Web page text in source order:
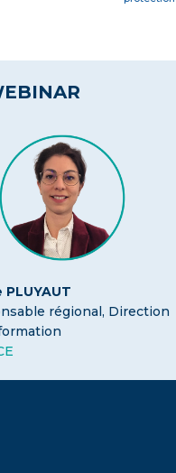
PLUYAUT
régional, Direction